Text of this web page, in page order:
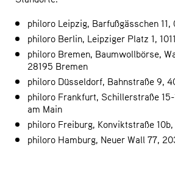
philoro Leipzig, Barfußgässchen 11,
philoro Berlin, Leipziger Platz 1,
philoro Bremen, Baumwollbörse,
28195 Bremen
philoro Düsseldorf, Bahnstraße 9,
philoro Frankfurt, Schillerstraße
am Main
philoro Freiburg, Konviktstraße
philoro Hamburg, Neuer Wall 77,